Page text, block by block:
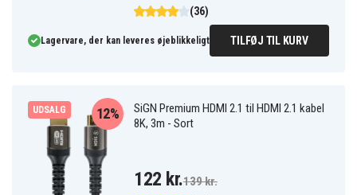
(36)
Lagervare, der kan leveres øjeblikkeligt TILFØJ TIL KURV
UDSALG
SiGN Premium HDMI 2.1 til HDMI 2.1 kabel
8K, 3m - Sort
12%
122 kr.139 kr.